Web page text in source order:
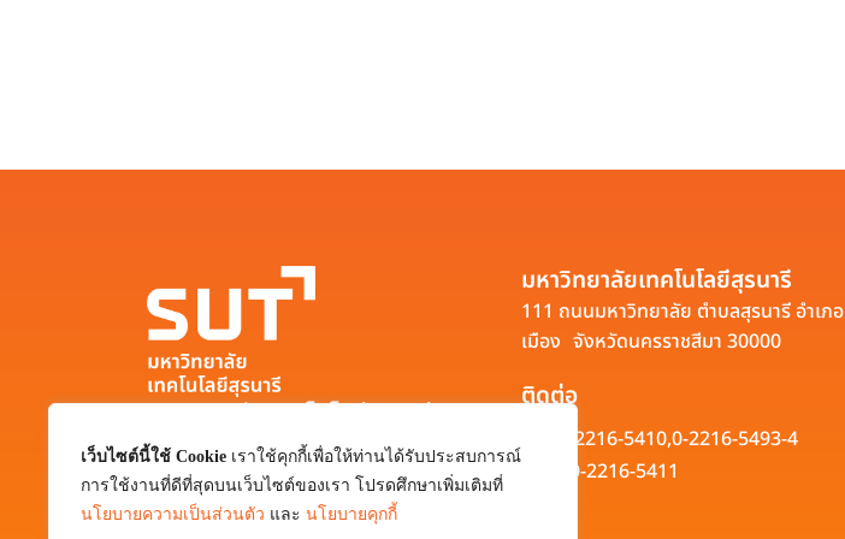
เว็บไซต์นี้ใช้ Cookie เราใช้คุกกี้เพื่อให้ท่านได้รับประสบการณ์
การใช้งานที่ดีที่สุดบนเว็บไซต์ของเรา โปรดศึกษาเพิ่มเติมที่
นโยบายความเป็นส่วนตัว และ นโยบายคุกกี้
มหาวิทยาลัยเทคโนโลยีสุรนารี
111 ถนนมหาวิทยาลัย ตำบลสุรนารี อำเภอ
เมือง จังหวัดนครราชสีมา 30000
0-4422-3000
มหาวิทยาลัยเทคโนโลยีสุรนารี
111 ถนนมหาวิทยาลัย ตำบลสุรนารี อำเภอ
เมือง จังหวัดนครราชสีมา 30000
ติดต่อ
0-2216-5410,0-2216-5493-4
0-2216-5411